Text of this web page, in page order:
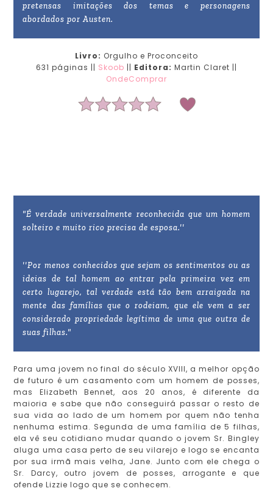
pretensas imitações dos temas e personagens
abordados por Austen.
Livro: Orgulho e Proconceito
631 páginas || Skoob || Editora: Martin Claret ||
OndeComprar
"É verdade universalmente reconhecida que um homem
solteiro e muito rico precisa de esposa.''
''Por menos conhecidos que sejam os sentimentos ou as
ideias de tal homem ao entrar pela primeira vez em
certo lugarejo, tal verdade está tão bem arraigada na
mente das famílias que o rodeiam, que ele vem a ser
considerado propriedade legítima de uma que outra de
suas filhas."
Para uma jovem no final do século XVIII, a melhor opção
de futuro é um casamento com um homem de posses,
mas Elizabeth Bennet, aos 20 anos, é diferente da
maioria e sabe que não conseguirá passar o resto de
sua vida ao lado de um homem por quem não tenha
nenhuma estima. Segunda de uma família de 5 filhas,
ela vê seu cotidiano mudar quando o jovem Sr. Bingley
aluga uma casa perto de seu vilarejo e logo se encanta
por sua irmã mais velha, Jane. Junto com ele chega o
Sr. Darcy, outro jovem de posses, arrogante e que
ofende Lizzie logo que se conhecem.